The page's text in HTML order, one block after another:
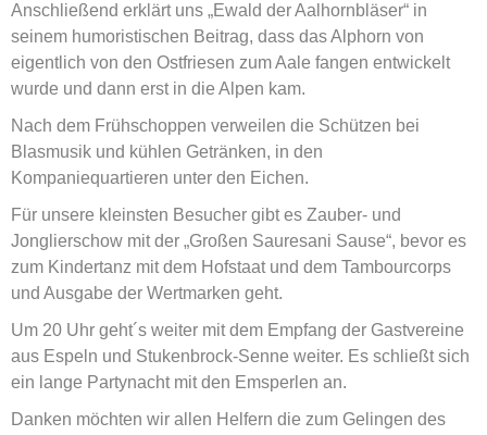
Anschließend erklärt uns „Ewald der Aalhornbläser“ in
seinem humoristischen Beitrag, dass das Alphorn von
eigentlich von den Ostfriesen zum Aale fangen entwickelt
wurde und dann erst in die Alpen kam.
Nach dem Frühschoppen verweilen die Schützen bei
Blasmusik und kühlen Getränken, in den
Kompaniequartieren unter den Eichen.
Für unsere kleinsten Besucher gibt es Zauber- und
Jonglierschow mit der „Großen Sauresani Sause“, bevor es
zum Kindertanz mit dem Hofstaat und dem Tambourcorps
und Ausgabe der Wertmarken geht.
Um 20 Uhr geht´s weiter mit dem Empfang der Gastvereine
aus Espeln und Stukenbrock-Senne weiter. Es schließt sich
ein lange Partynacht mit den Emsperlen an.
Danken möchten wir allen Helfern die zum Gelingen des